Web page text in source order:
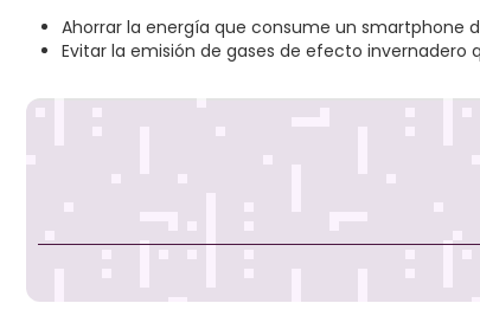
Ahorrar la energía que consume un smartphone
Evitar la emisión de gases de efecto invernadero